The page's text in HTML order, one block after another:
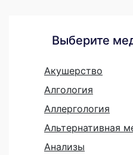
Выберите
Акушерство
Алгология
Аллергология
Альтернативная
Анализы